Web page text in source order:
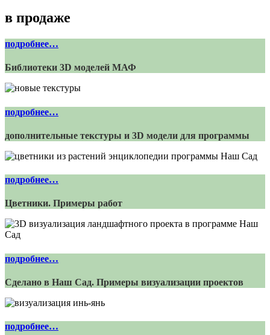
в продаже
подробнее…
Библиотеки 3D моделей МАФ
подробнее…
дополнительные текстуры и 3D модели для программы
подробнее…
Цветники. Примеры работ
подробнее…
Сделано в Наш Сад. Примеры визуализации проектов
подробнее…